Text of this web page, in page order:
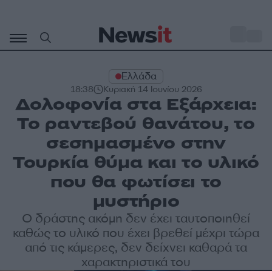
περιεχόμενο
Ελλάδα
18:38 Κυριακή 14 Ιουνίου 2026
Δολοφονία στα Εξάρχεια:
Το ραντεβού θανάτου, το
σεσημασμένο στην
Τουρκία θύμα και το υλικό
που θα φωτίσει το
μυστήριο
Ο δράστης ακόμη δεν έχει ταυτοποιηθεί
καθώς το υλικό που έχει βρεθεί μέχρι τώρα
από τις κάμερες, δεν δείχνει καθαρά τα
χαρακτηριστικά του